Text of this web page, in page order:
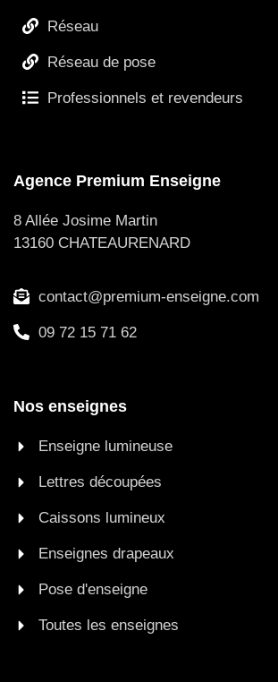
Réseau
Réseau de pose
Professionnels et revendeurs
Agence Premium Enseigne
8 Allée Josime Martin
13160 CHATEAURENARD
contact@premium-enseigne.com
09 72 15 71 62
Nos enseignes
Enseigne lumineuse
Lettres découpées
Caissons lumineux
Enseignes drapeaux
Pose d'enseigne
Toutes les enseignes